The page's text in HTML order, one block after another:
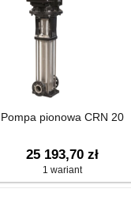
Pompa pionowa CRN 20
25 193,70 zł
1 wariant